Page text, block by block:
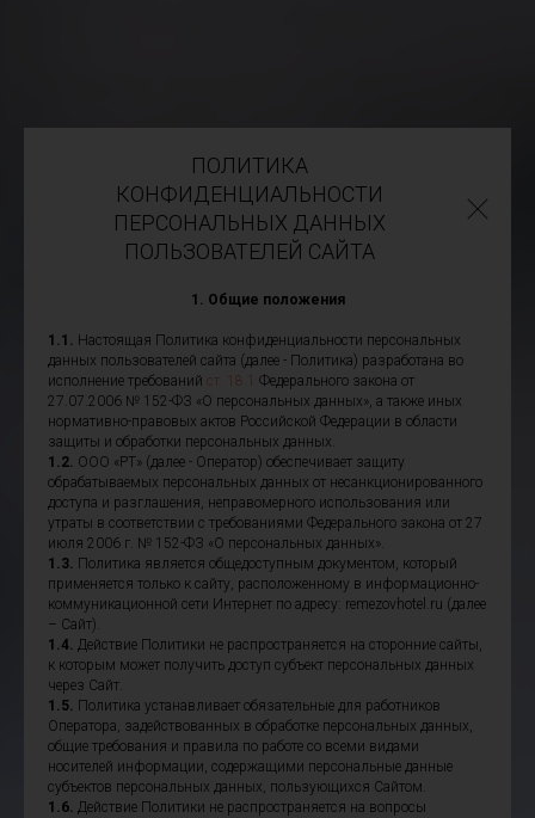
ПОЛИТИКА
КОНФИДЕНЦИАЛЬНОСТИ
ПЕРСОНАЛЬНЫХ ДАННЫХ
ПОЛЬЗОВАТЕЛЕЙ САЙТА
1. Общие положения
1.1. Настоящая Политика конфиденциальности персональных
данных пользователей сайта (далее - Политика) разработана во
исполнение требований ст. 18.1
Федерального закона от
27.07.2006 № 152-ФЗ «О персональных данных», а также иных
нормативно-правовых актов Российской Федерации в области
защиты и обработки персональных данных.
1.2. ООО «РТ» (далее - Оператор) обеспечивает защиту
обрабатываемых персональных данных от несанкционированного
доступа и разглашения, неправомерного использования или
утраты в соответствии с требованиями Федерального закона от 27
июля 2006 г. № 152-ФЗ «О персональных данных».
1.3. Политика является общедоступным документом, который
применяется только к сайту, расположенному в информационно-
коммуникационной сети Интернет по адресу: remezovhotel.ru (далее
– Сайт).
1.4. Действие Политики не распространяется на сторонние сайты,
к которым может получить доступ субъект персональных данных
через Сайт.
1.5. Политика устанавливает обязательные для работников
Оператора, задействованных в обработке персональных данных,
общие требования и правила по работе со всеми видами
носителей информации, содержащими персональные данные
субъектов персональных данных, пользующихся Сайтом.
1.6. Действие Политики не распространяется на вопросы